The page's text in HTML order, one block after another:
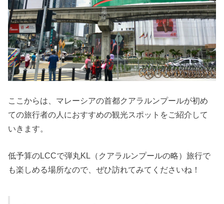
ここからは、マレーシアの首都クアラルンプールが初め
ての旅行者の人におすすめの観光スポットをご紹介して
いきます。
低予算のLCCで弾丸KL（クアラルンプールの略）旅行で
も楽しめる場所なので、ぜひ訪れてみてくださいね！